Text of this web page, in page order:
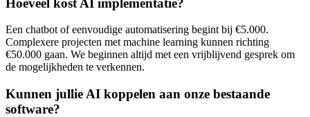
Een chatbot of eenvoudige automatisering begint bij €5.000.
Complexere projecten met machine learning kunnen richting
€50.000 gaan. We beginnen altijd met een vrijblijvend gesprek om
de mogelijkheden te verkennen.
Kunnen jullie AI koppelen aan onze bestaande
software?